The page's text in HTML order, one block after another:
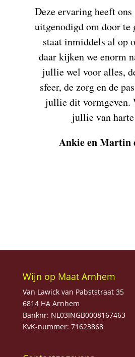
Deze ervaring heeft
uitgenodigd om door te
staat inmiddels al op
daar kijken we enorm
jullie wel voor alles,
sfeer, de zorg en de
jullie dit vormgeven.
jullie van harte
Ankie en Martin
Wijn op Maat Arnhem
Van Lawick van Pabststraat 35
6814 HA Arnhem
Banknr: NL03INGB0008167463
KvK-nummer: 71623868